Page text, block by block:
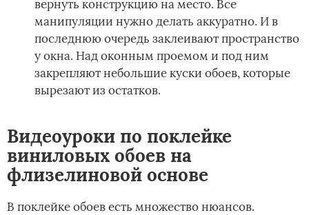
вернуть конструкцию на место. Все
манипуляции нужно делать аккуратно. И в
последнюю очередь заклеивают пространство
у окна. Над оконным проемом и под ним
закрепляют небольшие куски обоев, которые
вырезают из остатков.
Видеоуроки по поклейке
виниловых обоев на
флизелиновой основе
В поклейке обоев есть множество нюансов.